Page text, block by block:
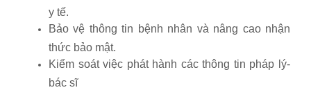
y tế.
Bảo vệ thông tin bệnh nhân và nâng cao nhận
thức bảo mật.
Kiểm soát việc phát hành các thông tin pháp lý-
bác sĩ